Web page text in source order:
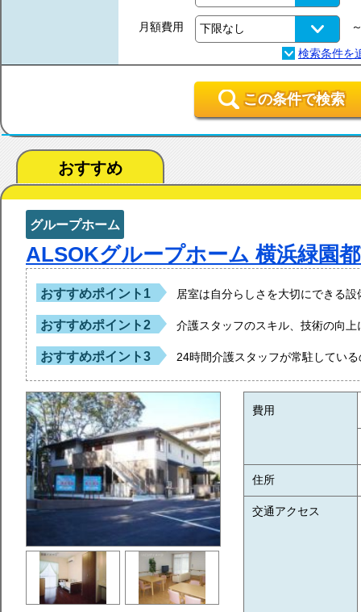
月額費用
この条件で検索
おすすめ
グループホーム
ALSOKグループホーム 横浜緑園
おすすめポイント1 居室は自分らしさを大切にできる
おすすめポイント2 介護スタッフのスキル、技術の向
おすすめポイント3 24時間介護スタッフが常駐してい
費用
住所
交通アクセス